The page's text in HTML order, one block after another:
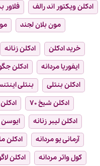
ادکلن ویکتور اند رالف
فلاور
مون بلان لجند
خرید ادکلن ادکلن زنانه
ایفوریا مردانه
ادکلن
ادکلن بنتلی
بنتلی
ادکلن شیخ ۷۰
ادکلن لیبر زنانه
ایوسن
آرمانی یو مردانه
ادکلن
کول واتر مردانه
ادکلن